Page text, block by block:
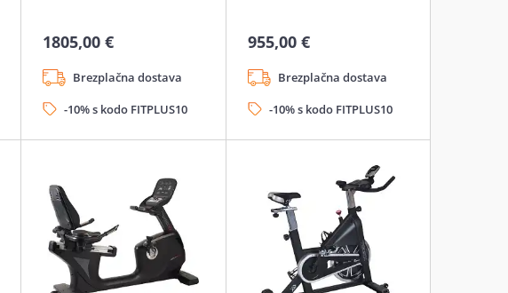
1805,00 €
Brezplačna dostava
-10% s kodo FITPLUS10
955,00 €
Brezplačna dostava
-10% s kodo FITPLUS10